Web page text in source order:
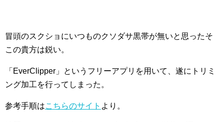
冒頭のスクショにいつものクソダサ黒帯が無いと思ったそ
この貴方は鋭い。
「EverClipper」というフリーアプリを用いて、遂にトリミ
ング加工を行ってしまった。
参考手順はこちらのサイト より。